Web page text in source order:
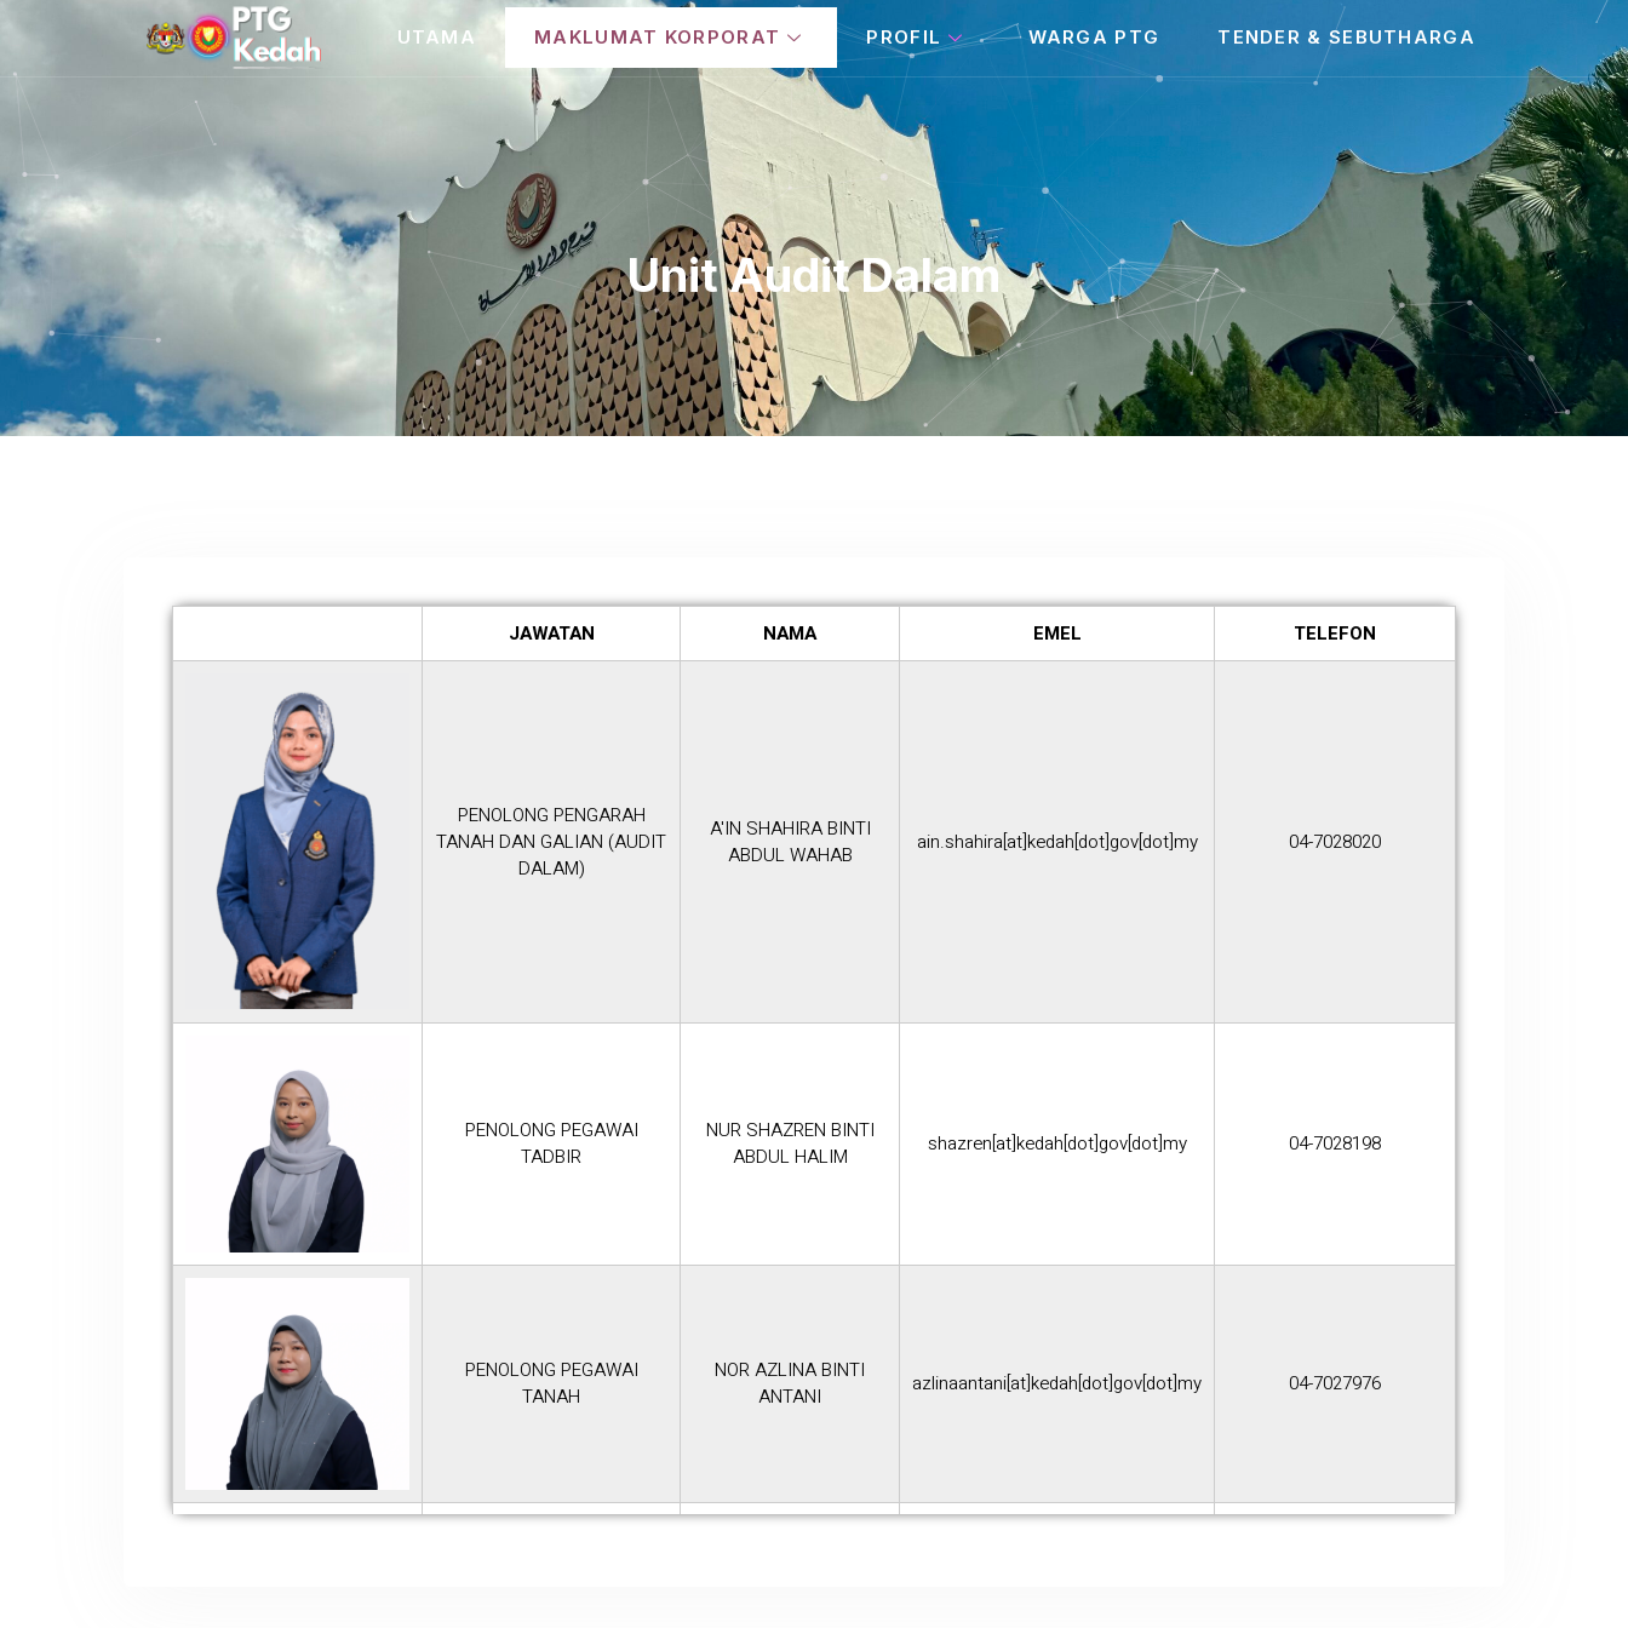
UTAMA MAKLUMAT KORPORAT PROFIL WARGA PTG TENDER & SEBUTHARGA
Unit Audit Dalam
JAWATAN NAMA EMEL TELEFON
PENOLONG PENGARAH
TANAH DAN GALIAN (AUDIT
DALAM)
A'IN SHAHIRA BINTI
ABDUL WAHAB
ain.shahira[at]kedah[dot]gov[dot]my 04-7028020
PENOLONG PEGAWAI
TADBIR
NUR SHAZREN BINTI
ABDUL HALIM
shazren[at]kedah[dot]gov[dot]my 04-7028198
PENOLONG PEGAWAI
TANAH
NOR AZLINA BINTI
ANTANI
azlinaantani[at]kedah[dot]gov[dot]my 04-7027976